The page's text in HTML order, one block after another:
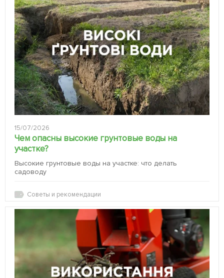
15/07/2026
Чем опасны высокие грунтовые воды на
участке?
Высокие грунтовые воды на участке: что делать
садоводу
Советы и рекомендации